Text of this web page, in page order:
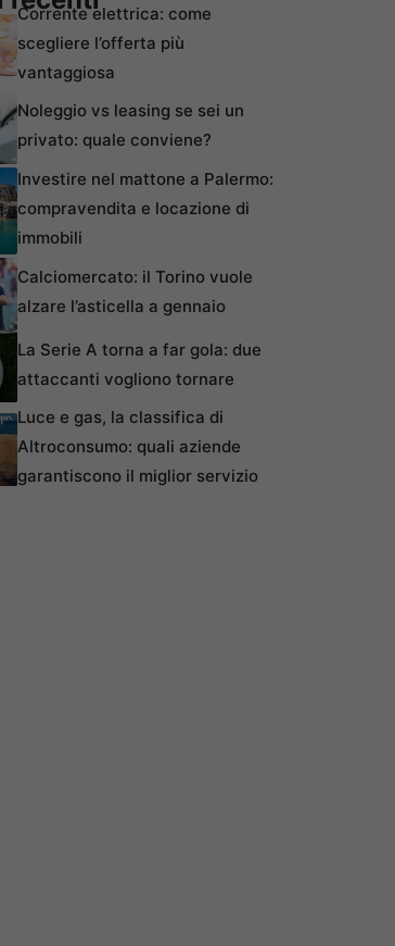
Corrente elettrica: come
scegliere l’offerta più
vantaggiosa
Noleggio vs leasing se sei un
privato: quale conviene?
Investire nel mattone a Palermo:
compravendita e locazione di
immobili
Calciomercato: il Torino vuole
alzare l’asticella a gennaio
La Serie A torna a far gola: due
attaccanti vogliono tornare
Luce e gas, la classifica di
Altroconsumo: quali aziende
garantiscono il miglior servizio